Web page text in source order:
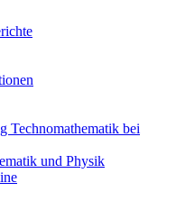
Technomathematik bei
und Physik